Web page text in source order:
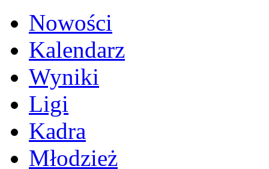
Nowości
Kalendarz
Wyniki
Ligi
Kadra
Młodzież